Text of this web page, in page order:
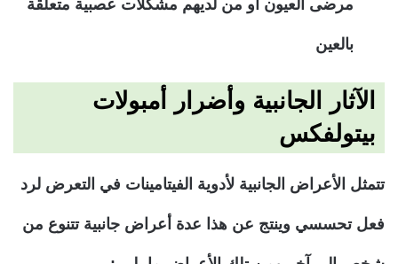
مرضى العيون أو من لديهم مشكلات عصبية متعلقة
بالعين
الآثار الجانبية وأضرار أمبولات
بيتولفكس
تتمثل الأعراض الجانبية لأدوية الفيتامينات في التعرض لرد
فعل تحسسي وينتج عن هذا عدة أعراض جانبية تتنوع من